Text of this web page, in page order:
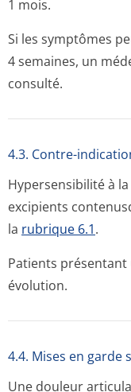
1 mois.
Si les symptômes
4 semaines, un
consulté.
4.3. Contre-
Hypersensibilité à
excipients
la rubrique 6.1.
Patients
évolution.
4.4. Mises en garde
Une douleur